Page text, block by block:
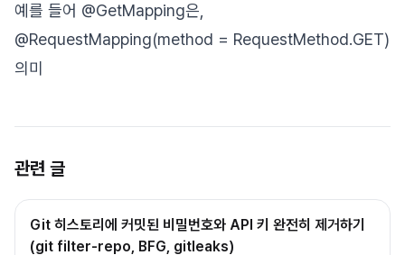
예를 들어 @GetMapping은,
@RequestMapping(method = RequestMethod.GET)
의미
관련 글
Git 히스토리에 커밋된 비밀번호와 API 키 완전히 제거하기
(git filter-repo, BFG, gitleaks)